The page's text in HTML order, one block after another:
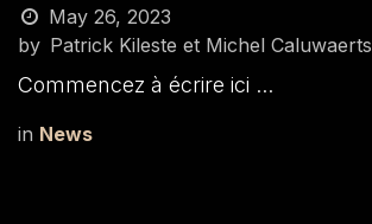
May 26, 2023
by Patrick Kileste et Michel Caluwaerts
Commencez à écrire ici ...
in News